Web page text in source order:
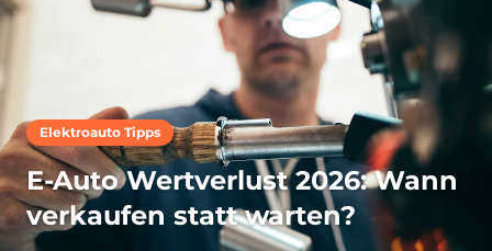
Elektroauto Tipps
E-Auto Wertverlust 2026: Wann
verkaufen statt warten?